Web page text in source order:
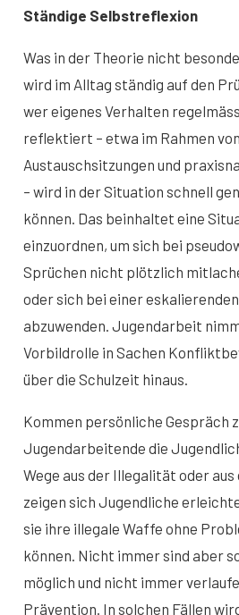
Ständige Selbstreflexion
Was in der Theorie nicht
wird im Alltag ständig auf den
wer eigenes Verhalten
reflektiert – etwa im Rahmen
Austauschsitzungen und
– wird in der Situation schnell
können. Das beinhaltet eine
einzuordnen, um sich bei
Sprüchen nicht plötzlich
oder sich bei einer
abzuwenden. Jugendarbeit
Vorbildrolle in Sachen
über die Schulzeit hinaus.
Kommen persönliche Gespräch
Jugendarbeitende die
Wege aus der Illegalität oder
zeigen sich Jugendliche
sie ihre illegale Waffe ohne
können. Nicht immer sind aber
möglich und nicht immer
Prävention. In solchen Fällen